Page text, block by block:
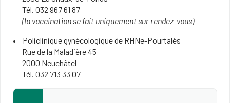
Tél. 032 967 61 87
(la vaccination se fait uniquement sur rendez-vous)
Policlinique gynécologique de RHNe-Pourtalès
Rue de la Maladière 45
2000 Neuchâtel
Tél. 032 713 33 07